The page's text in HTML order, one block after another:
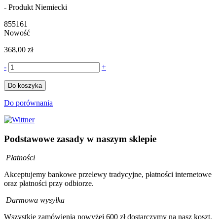
- Produkt Niemiecki
855161
Nowość
368,00 zł
- +
Do koszyka
Do porównania
Podstawowe zasady w naszym sklepie
Płatności
Akceptujemy bankowe przelewy tradycyjne, płatności internetowe
oraz płatności przy odbiorze.
Darmowa wysyłka
Wszystkie zamówienia powyżej 600 zł dostarczymy na nasz koszt.